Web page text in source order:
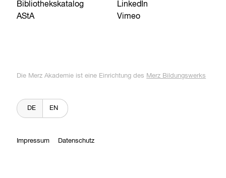
Bibliothekskatalog
AStA
LinkedIn
Vimeo
Die Merz Akademie ist eine Einrichtung des Merz Bildungswerks
DE EN
Impressum Datenschutz